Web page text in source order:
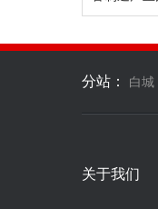
分站： 白城
关于我们